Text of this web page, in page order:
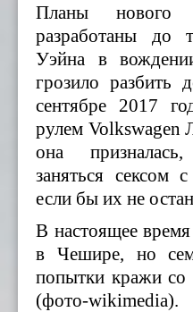
Планы
разработаны до
Уэйна в
грозило разбить
сентябре 2017
рулем
она
заняться сексом
если бы их не
В настоящее
в Чешире, но
попытки кражи со
(фото-wikimedia).